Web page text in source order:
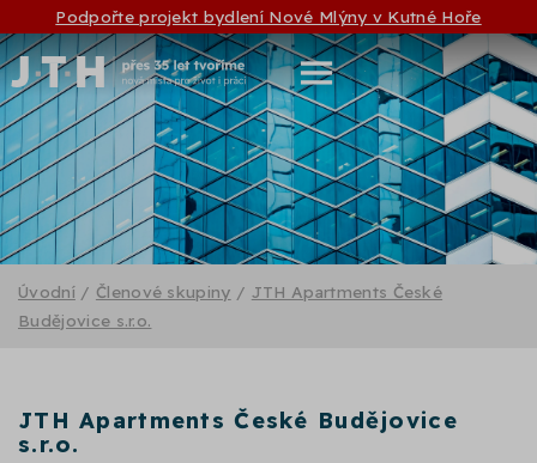
Podpořte projekt bydlení Nové Mlýny v Kutné Hoře
Úvodní / Členové skupiny / JTH Apartments České
Budějovice s.r.o.
JTH Apartments České Budějovice
s.r.o.